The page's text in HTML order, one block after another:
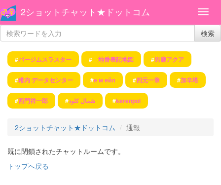
2ショットチャット★ドットコム
検索
#バージムスラスター # 地番表記地図 #男鹿アクア
#稚内 データセンター #е м ейл #四元一章 #加辛塔
#西門祥一郎 #شمال کلود #kerenpol
2ショットチャット★ドットコム 通報
既に閉鎖されたチャットルームです。
トップへ戻る